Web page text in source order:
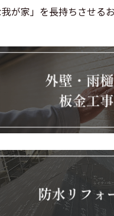
我が家」を長持ちさせる